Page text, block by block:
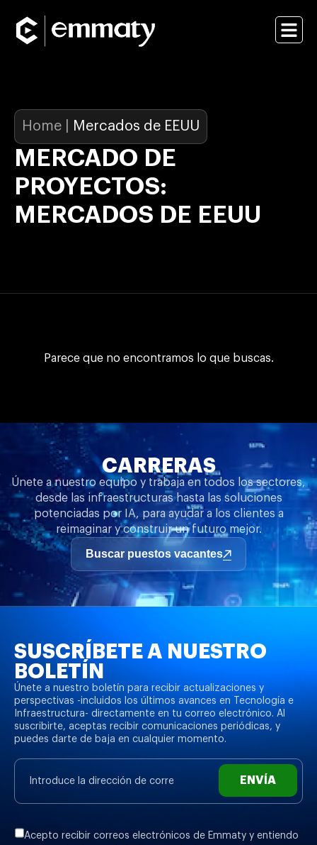
Home Mercados de EEUU
MERCADO DE
PROYECTOS:
MERCADOS DE EEUU
Parece que no encontramos lo que buscas.
CARRERAS
Únete a nuestro equipo y trabaja en todos los sectores,
desde las infraestructuras hasta las soluciones
potenciadas por IA, para ayudar a los clientes a
reimaginar y construir un futuro mejor.
Buscar puestos vacantes
SUSCRÍBETE A NUESTRO
BOLETÍN
Únete a nuestro boletín para recibir actualizaciones y
perspectivas -incluidos los últimos avances en Tecnología e
Infraestructura- directamente en tu correo electrónico. Al
suscribirte, aceptas recibir comunicaciones periódicas, y
puedes darte de baja en cualquier momento.
Acepto recibir correos electrónicos de Emmaty y entiendo
ENVÍA